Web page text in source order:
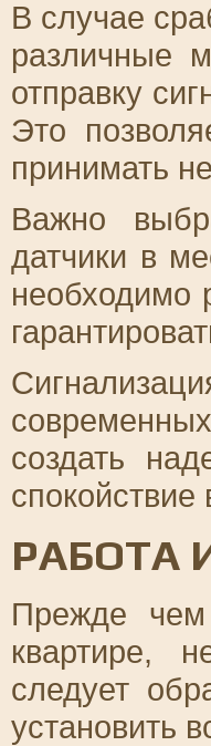
В случае
различные
отправку
Это
принимать
Важно
датчики в
необходимо
создать
РАБОТА
Прежде чем
квартире,
следует
установить